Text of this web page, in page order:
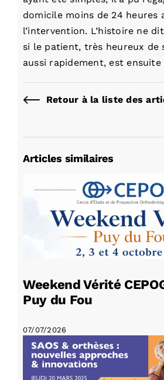
domicile moins de 24 heures
l’intervention. L’histoire ne
si le patient, très heureux de
aussi rapidement, est
Retour à la liste des
Articles similaires
Weekend Vérité
Puy du Fou
07/07/2026